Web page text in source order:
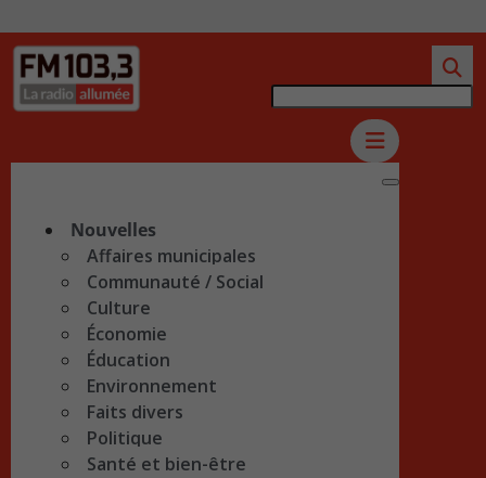
Nouvelles
Affaires municipales
Communauté / Social
Culture
Économie
Éducation
Environnement
Faits divers
Politique
Santé et bien-être